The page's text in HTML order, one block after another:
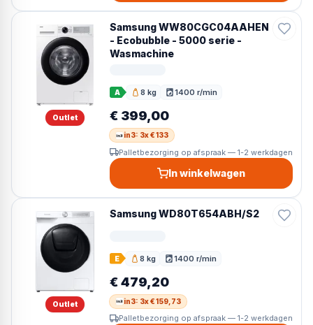
Outlet
Samsung WW80CGC04AAHEN
- Ecobubble - 5000 serie -
Wasmachine
A 8 kg
Vulgewicht1400 r/min
Toerental
€ 399,00
in3: 3x € 133
Palletbezorging op afspraak — 1-2 werkdagen
In winkelwagen
Outlet
Samsung WD80T654ABH/S2
E 8 kg
Vulgewicht1400 r/min
Toerental
€ 479,20
in3: 3x € 159,73
Palletbezorging op afspraak — 1-2 werkdagen